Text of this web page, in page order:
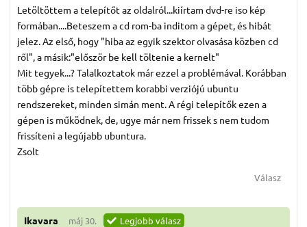
Letöltöttem a telepítőt az oldalról...kiírtam dvd-re iso kép
formában....Beteszem a cd rom-ba inditom a gépet, és hibát
jelez. Az első, hogy "hiba az egyik szektor olvasása közben cd
ről", a másik:"először be kell töltenie a kernelt"
Mit tegyek...? Talalkoztatok már ezzel a problémával. Korábban
több gépre is telepítettem korabbi verziójú ubuntu
rendszereket, minden simán ment. A régi telepítők ezen a
gépen is működnek, de, ugye már nem frissek s nem tudom
frissíteni a legújabb ubuntura.
Zsolt
Válasz
Ikavara máj 30. Legjobb válasz